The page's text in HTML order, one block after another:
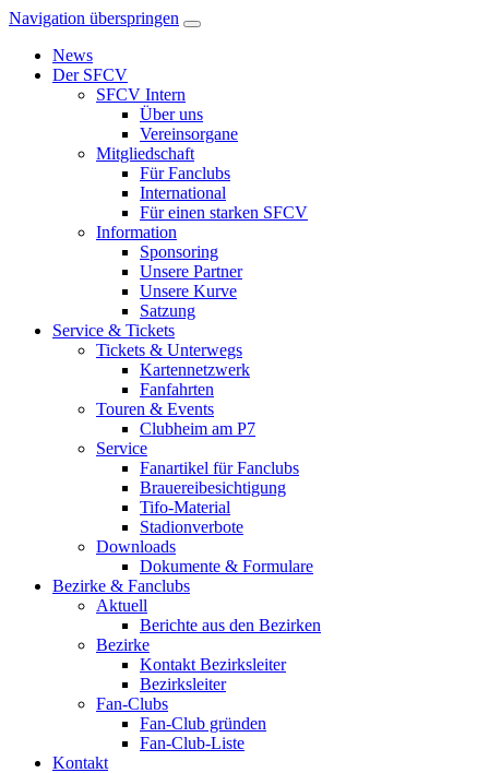
Navigation überspringen
News
Der SFCV
SFCV Intern
Über uns
Vereinsorgane
Mitgliedschaft
Für Fanclubs
International
Für einen starken SFCV
Information
Sponsoring
Unsere Partner
Unsere Kurve
Satzung
Service & Tickets
Tickets & Unterwegs
Kartennetzwerk
Fanfahrten
Touren & Events
Clubheim am P7
Service
Fanartikel für Fanclubs
Brauereibesichtigung
Tifo-Material
Stadionverbote
Downloads
Dokumente & Formulare
Bezirke & Fanclubs
Aktuell
Berichte aus den Bezirken
Bezirke
Kontakt Bezirksleiter
Bezirksleiter
Fan-Clubs
Fan-Club gründen
Fan-Club-Liste
Kontakt